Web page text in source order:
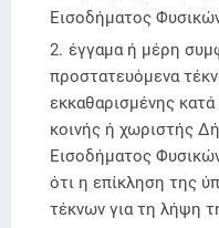
Εισοδήματος
έγγαμα ή μέρη
προστατευόμενα
εκκαθαρισμένης
κοινής ή χωριστής
Εισοδήματος
ότι η επίκληση της
τέκνων για τη λήψη